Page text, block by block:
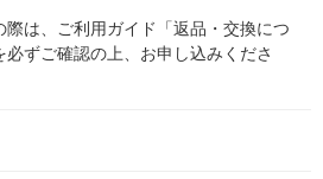
際は、ご利用ガイド「返品・交換につ
必ずご確認の上、お申し込みくださ